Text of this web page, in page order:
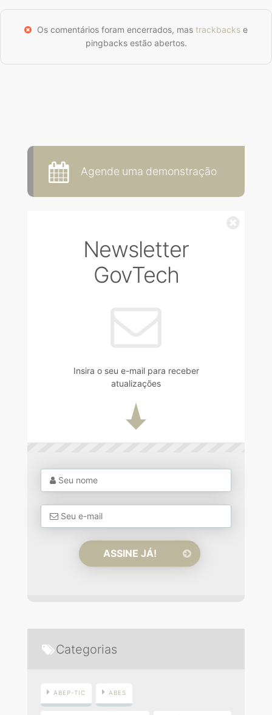
Os comentários foram encerrados, mas trackbacks e
pingbacks estão abertos.
Agende uma demonstração
Newsletter
GovTech
Insira o seu e-mail para receber
atualizações
Categorias
ABEP-TIC ABES